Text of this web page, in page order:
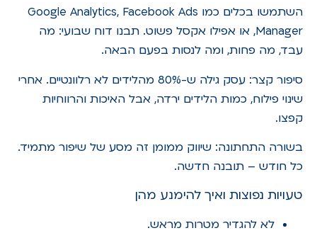
השתמשו בכלים כמו Google Analytics, Facebook Ads
Manager, או אפילו אקסל פשוט. תבנו דוח שבועי: מה
עבד, מה פחות, ומה לנסות בפעם הבאה.
סיפור קצר: עסק גילה ש-80% מהלידים לא רלוונטיים. אחרי
שינוי פילוח, כמות הלידים ירדה, אבל האיכות והרווחיות
קפצו.
בשורה התחתונה: שיווק ממומן זה מסע של שיפור מתמיד.
כל חודש – תובנה חדשה.
טעויות נפוצות ואיך להימנע מהן
לא להגדיר מטרות מראש.